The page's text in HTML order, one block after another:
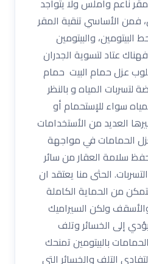
ناعم وأملس ولا يتواجد
فمن الأساسي تنقية المقر
والبيتومين
عتاد لتسوية الجدران
عزل حمام البيت حمام
لتسربات المياه و بالنظر
سواء للإستحمام أو
العديد من الأستخدامات
الحمامات في مواجهة
سلامة العقار من سائر
الحثى منا يعتقد ان
من الحماية الكاملة
ولكن السيراميك
إلى الخسائر وتلف
بالبيتومين تمنحك
التلف والخسائر التى